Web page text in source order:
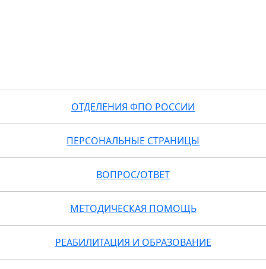
ОТДЕЛЕНИЯ ФПО РОССИИ
ПЕРСОНАЛЬНЫЕ СТРАНИЦЫ
ВОПРОС/ОТВЕТ
МЕТОДИЧЕСКАЯ ПОМОЩЬ
РЕАБИЛИТАЦИЯ И ОБРАЗОВАНИЕ